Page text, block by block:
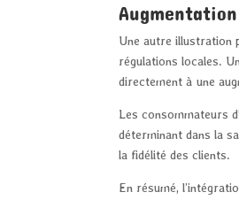
Une autre illustration
régulations locales.
directement à une
Les consommateurs
déterminant dans la
la fidélité des clients.
En résumé,